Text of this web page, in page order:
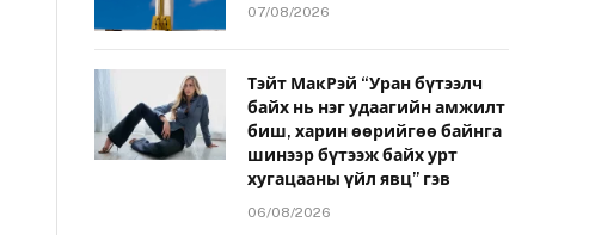
07/08/2026
Тэйт МакРэй “Уран бүтээлч
байх нь нэг удаагийн амжилт
биш, харин өөрийгөө байнга
шинээр бүтээж байх урт
хугацааны үйл явц” гэв
06/08/2026